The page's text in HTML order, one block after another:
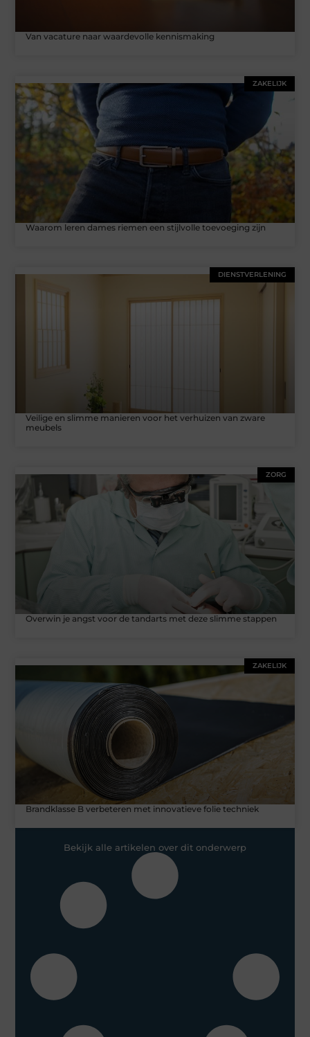
Van vacature naar waardevolle kennismaking
ZAKELIJK
Waarom leren dames riemen een stijlvolle toevoeging zijn
DIENSTVERLENING
Veilige en slimme manieren voor het verhuizen van zware
meubels
ZORG
Overwin je angst voor de tandarts met deze slimme stappen
ZAKELIJK
Brandklasse B verbeteren met innovatieve folie techniek
Bekijk alle artikelen over dit onderwerp